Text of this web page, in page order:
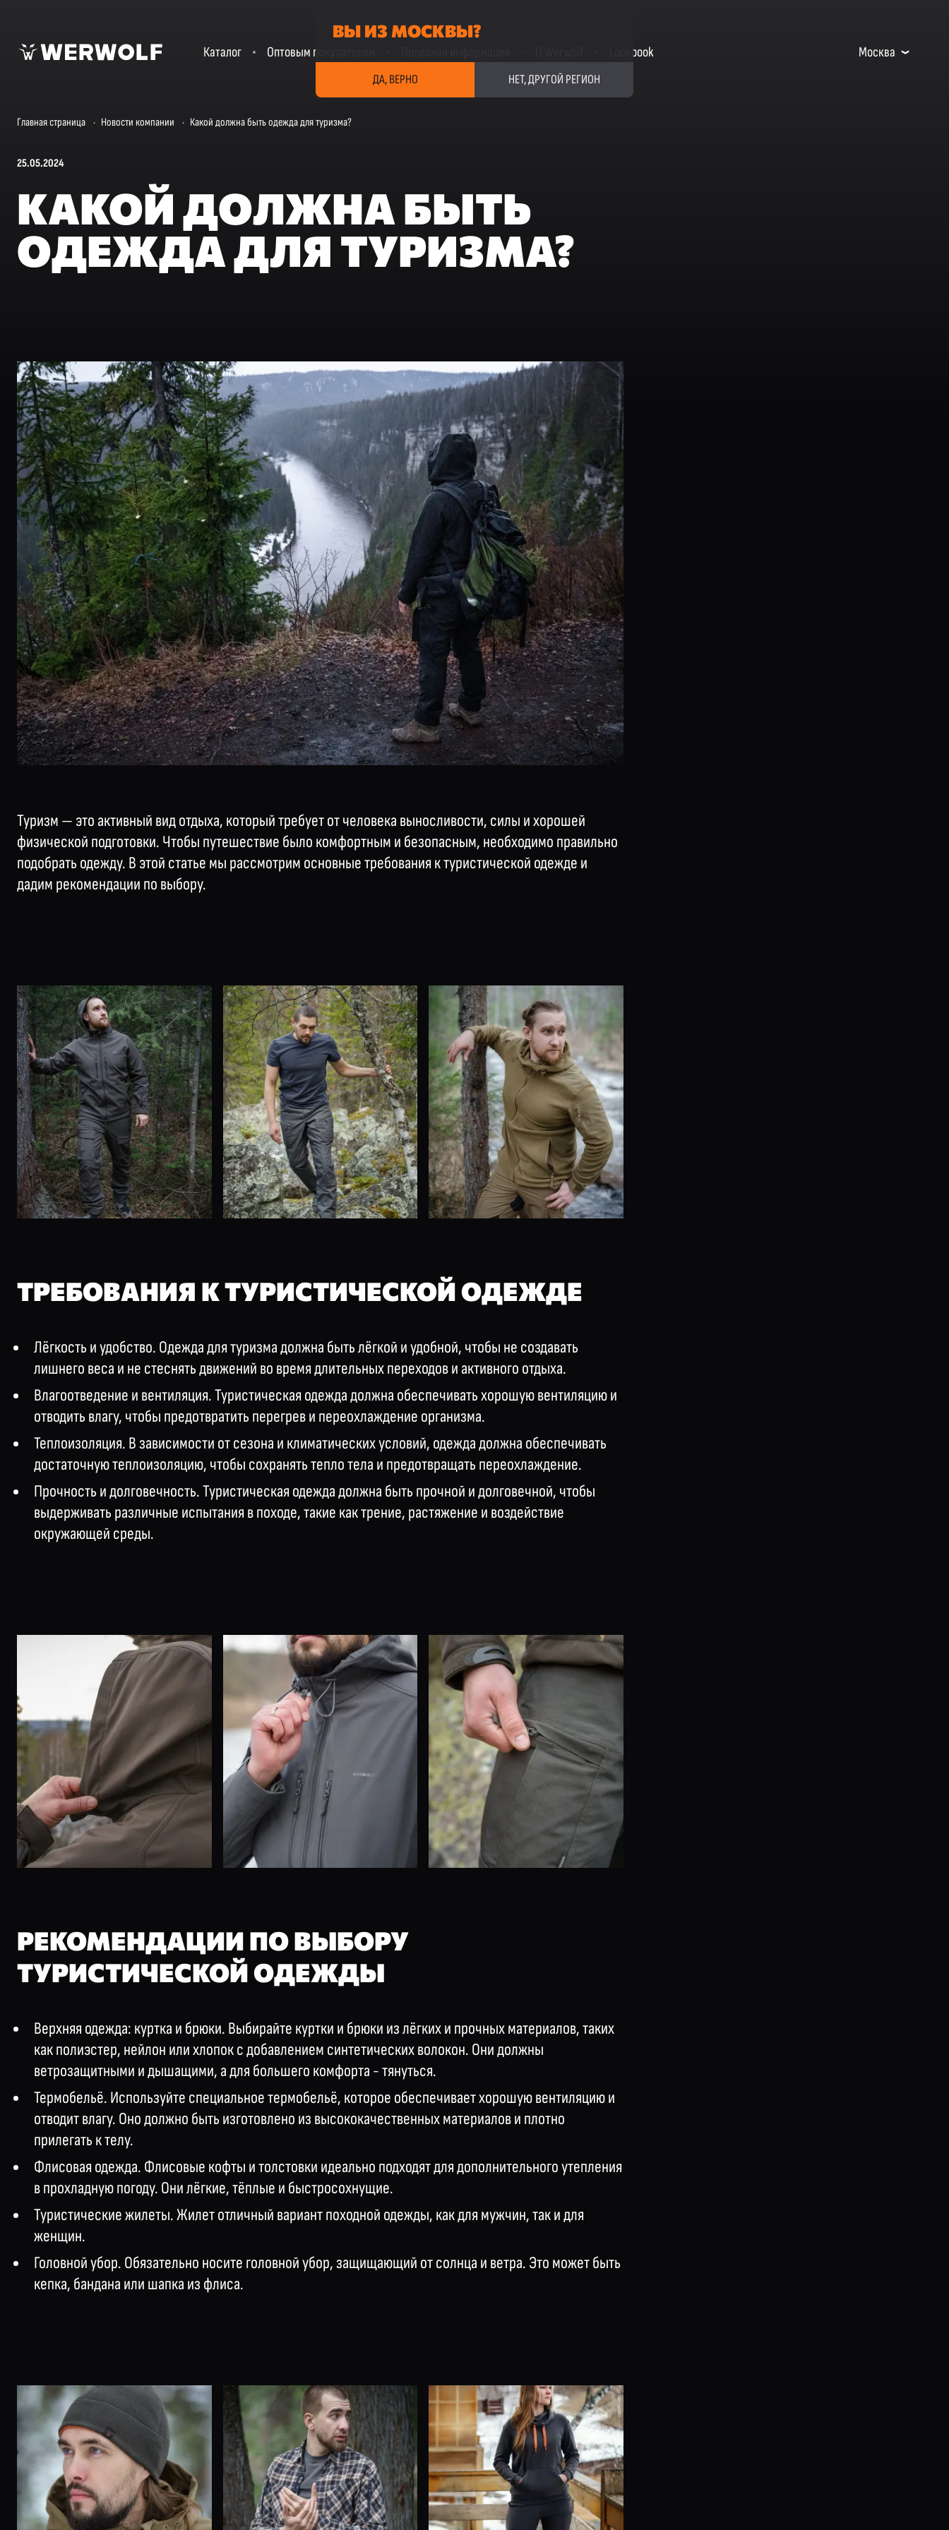
Каталог Оптовым покупателям Lookbook Москва
Главная страница · Новости компании · Какой должна быть одежда для туризма?
25.05.2024
КАКОЙ ДОЛЖНА БЫТЬ
ОДЕЖДА ДЛЯ ТУРИЗМА?
Туризм — это активный вид отдыха, который требует от человека выносливости, силы и хорошей
физической подготовки. Чтобы путешествие было комфортным и безопасным, необходимо правильно
подобрать одежду. В этой статье мы рассмотрим основные требования к туристической одежде и
дадим рекомендации по выбору.
ТРЕБОВАНИЯ К ТУРИСТИЧЕСКОЙ ОДЕЖДЕ
Лёгкость и удобство. Одежда для туризма должна быть лёгкой и удобной, чтобы не создавать
лишнего веса и не стеснять движений во время длительных переходов и активного отдыха.
Влагоотведение и вентиляция. Туристическая одежда должна обеспечивать хорошую вентиляцию и
отводить влагу, чтобы предотвратить перегрев и переохлаждение организма.
Теплоизоляция. В зависимости от сезона и климатических условий, одежда должна обеспечивать
достаточную теплоизоляцию, чтобы сохранять тепло тела и предотвращать переохлаждение.
Прочность и долговечность. Туристическая одежда должна быть прочной и долговечной, чтобы
выдерживать различные испытания в походе, такие как трение, растяжение и воздействие
окружающей среды.
РЕКОМЕНДАЦИИ ПО ВЫБОРУ
ТУРИСТИЧЕСКОЙ ОДЕЖДЫ
Верхняя одежда: куртка и брюки. Выбирайте куртки и брюки из лёгких и прочных материалов, таких
как полиэстер, нейлон или хлопок с добавлением синтетических волокон. Они должны
ветрозащитными и дышащими, а для большего комфорта - тянуться.
Термобельё. Используйте специальное термобельё, которое обеспечивает хорошую вентиляцию и
отводит влагу. Оно должно быть изготовлено из высококачественных материалов и плотно
прилегать к телу.
Флисовая одежда. Флисовые кофты и толстовки идеально подходят для дополнительного утепления
в прохладную погоду. Они лёгкие, тёплые и быстросохнущие.
Туристические жилеты. Жилет отличный вариант походной одежды, как для мужчин, так и для
женщин.
Головной убор. Обязательно носите головной убор, защищающий от солнца и ветра. Это может быть
кепка, бандана или шапка из флиса.
ВЫ ИЗ МОСКВЫ?
ДА, ВЕРНО НЕТ, ДРУГОЙ РЕГИОН